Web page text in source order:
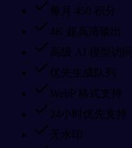
每月 450 积分
4K 超高清输出
高级 AI 模型访问
优先生成队列
WebP 格式支持
24小时优先支持
无水印